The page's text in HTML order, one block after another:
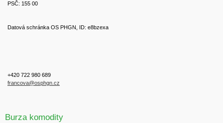
PSČ: 155 00
Datová schránka OS PHGN, ID: e8bzexa
+420 722 980 689
francova@osphgn.cz
Burza komodity